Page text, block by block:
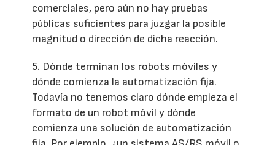
comerciales, pero aún no hay pruebas
públicas suficientes para juzgar la posible
magnitud o dirección de dicha reacción.
5. Dónde terminan los robots móviles y
dónde comienza la automatización fija.
Todavía no tenemos claro dónde empieza el
formato de un robot móvil y dónde
comienza una solución de automatización